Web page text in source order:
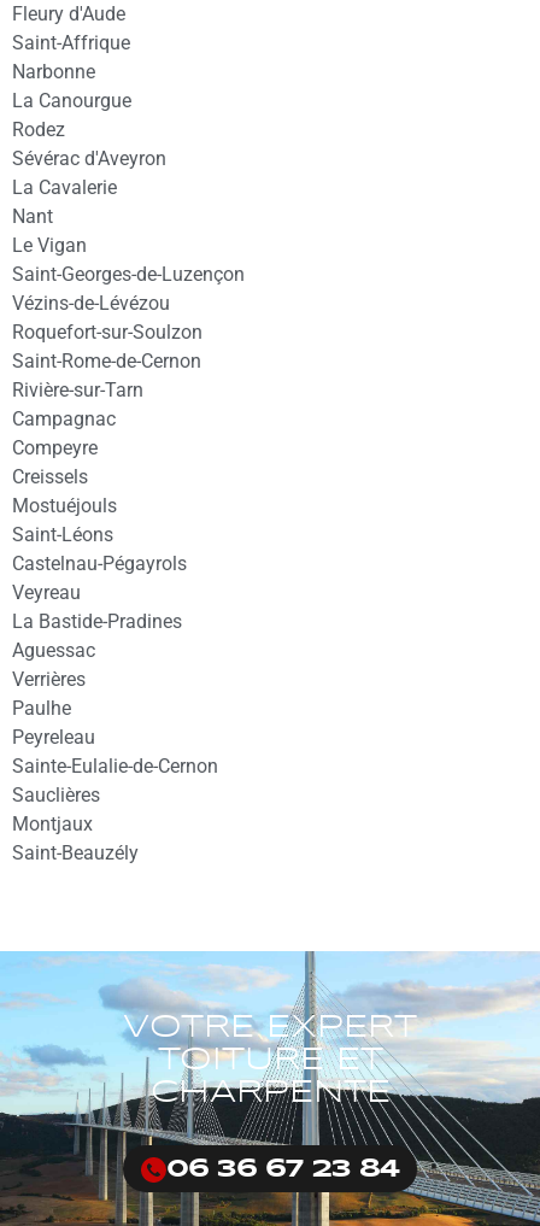
Fleury d'Aude
Saint-Affrique
Narbonne
La Canourgue
Rodez
Sévérac d'Aveyron
La Cavalerie
Nant
Le Vigan
Saint-Georges-de-Luzençon
Vézins-de-Lévézou
Roquefort-sur-Soulzon
Saint-Rome-de-Cernon
Rivière-sur-Tarn
Campagnac
Compeyre
Creissels
Mostuéjouls
Saint-Léons
Castelnau-Pégayrols
Veyreau
La Bastide-Pradines
Aguessac
Verrières
Paulhe
Peyreleau
Sainte-Eulalie-de-Cernon
Sauclières
Montjaux
Saint-Beauzély
VOTRE EXPERT
TOITURE ET
CHARPENTE
06 36 67 23 84